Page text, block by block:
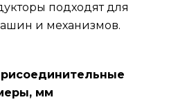
подходят для
и механизмов.
мм